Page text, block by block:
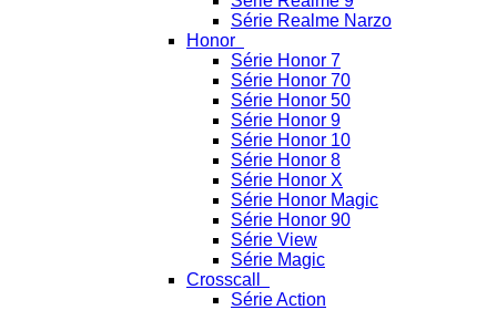
Série Realme Narzo
Honor
Série Honor 7
Série Honor 70
Série Honor 50
Série Honor 9
Série Honor 10
Série Honor 8
Série Honor X
Série Honor Magic
Série Honor 90
Série View
Série Magic
Crosscall
Série Action